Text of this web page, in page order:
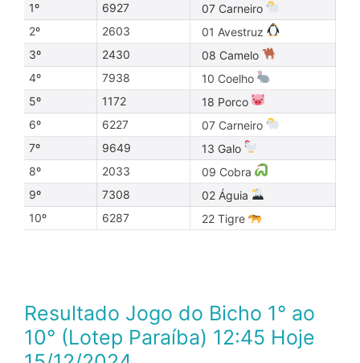
1º 6927
07 Carneiro
2º
2603
01 Avestruz
3º
2430
08 Camelo
4º
7938
10 Coelho
5º
1172
18 Porco
6º
6227
07 Carneiro
7º
9649
13 Galo
8º
2033
09 Cobra
9º
7308
02 Águia
10º
6287 22 Tigre
Resultado Jogo do Bicho 1° ao
10° (Lotep Paraíba) 12:45 Hoje